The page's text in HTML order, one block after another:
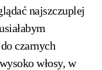
najszczuplej
czarnych
włosy, w